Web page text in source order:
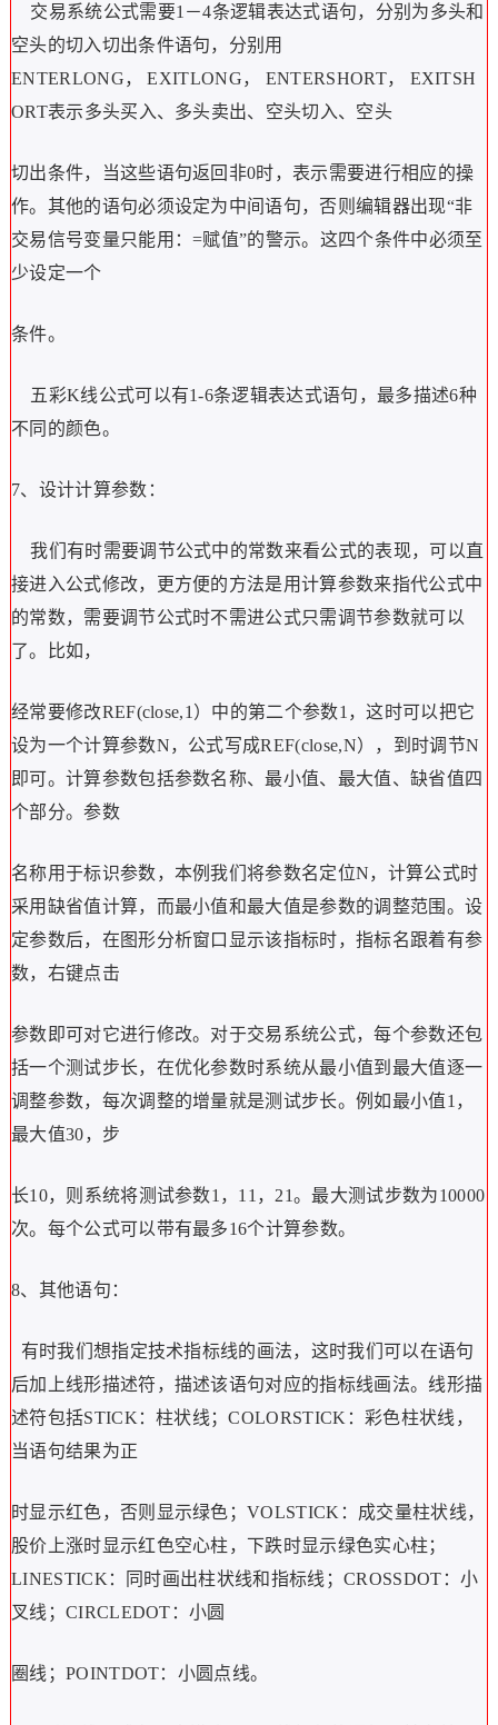
交易系统公式需要1－4条逻辑表达式语句，分别为多头和
空头的切入切出条件语句，分别用
ENTERLONG，EXITLONG， ENTERSHORT， EXITSH
ORT表示多头买入、多头卖出、空头切入、空头
切出条件，当这些语句返回非0时，表示需要进行相应的操
作。其他的语句必须设定为中间语句，否则编辑器出现“非
交易信号变量只能用：=赋值”的警示。这四个条件中必须至
少设定一个
条件。
五彩K线公式可以有1-6条逻辑表达式语句，最多描述6种
不同的颜色。
7、设计计算参数：
我们有时需要调节公式中的常数来看公式的表现，可以直
接进入公式修改，更方便的方法是用计算参数来指代公式中
的常数，需要调节公式时不需进公式只需调节参数就可以
了。比如，
经常要修改REF(close,1）中的第二个参数1，这时可以把它
设为一个计算参数N，公式写成REF(close,N），到时调节N
即可。计算参数包括参数名称、最小值、最大值、缺省值四
个部分。参数
名称用于标识参数，本例我们将参数名定位N，计算公式时
采用缺省值计算，而最小值和最大值是参数的调整范围。设
定参数后，在图形分析窗口显示该指标时，指标名跟着有参
数，右键点击
参数即可对它进行修改。对于交易系统公式，每个参数还包
括一个测试步长，在优化参数时系统从最小值到最大值逐一
调整参数，每次调整的增量就是测试步长。例如最小值1，
最大值30，步
长10，则系统将测试参数1，11，21。最大测试步数为10000
次。每个公式可以带有最多16个计算参数。
8、其他语句：
有时我们想指定技术指标线的画法，这时我们可以在语句
后加上线形描述符，描述该语句对应的指标线画法。线形描
述符包括STICK：柱状线；COLORSTICK：彩色柱状线，
当语句结果为正
时显示红色，否则显示绿色；VOLSTICK：成交量柱状线，
股价上涨时显示红色空心柱，下跌时显示绿色实心柱；
LINESTICK：同时画出柱状线和指标线；CROSSDOT：小
叉线；CIRCLEDOT：小圆
圈线；POINTDOT：小圆点线。